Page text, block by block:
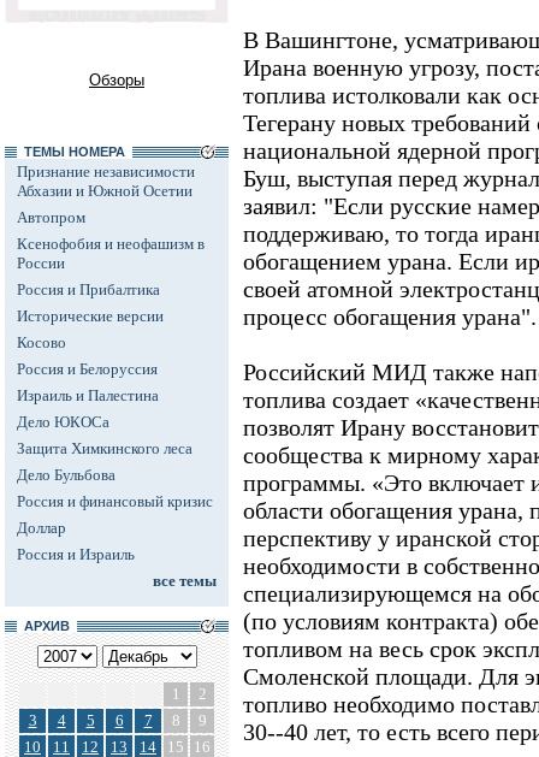
Обзоры
ТЕМЫ НОМЕРА
Признание независимости
Абхазии и Южной Осетии
Автопром
Ксенофобия и неофашизм в
России
Россия и Прибалтика
Исторические версии
Косово
Россия и Белоруссия
Израиль и Палестина
Дело ЮКОСа
Защита Химкинского леса
Дело Бульбова
Россия и финансовый кризис
Доллар
Россия и Израиль
все темы
АРХИВ
1
2
3
4 5 6 7 8
9
10
11 12 13 14 15
16
В Вашингтоне,
Ирана военную угрозу,
топлива истолковали как
Тегерану новых требований
национальной ядерной
Буш, выступая перед
заявил: "Если русские
поддерживаю, то тогда
обогащением урана. Если
своей атомной
процесс обогащения урана".
Российский МИД также
топлива создает
позволят Ирану
сообщества к мирному
программы. «Это включает
области обогащения урана,
перспективу у иранской
необходимости в
специализирующемся на
(по условиям контракта)
топливом на весь срок
Смоленской площади. Для
топливо необходимо
30--40 лет, то есть всего